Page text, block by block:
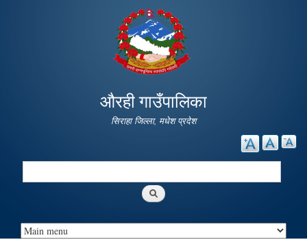
main
content
औरही गाउँपालिका
सिराहा जिल्ला, मधेश प्रदेश
Search